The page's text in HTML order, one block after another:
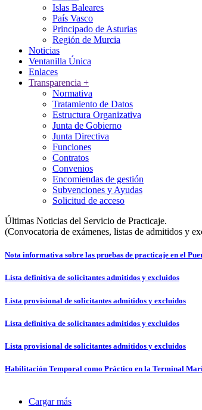
Islas Baleares
País Vasco
Principado de Asturias
Región de Murcia
Noticias
Ventanilla Única
Enlaces
Transparencia +
Normativa
Tratamiento de Datos
Estructura Organizativa
Junta de Gobierno
Junta Directiva
Funciones
Contratos
Convenios
Encomiendas de gestión
Subvenciones y Ayudas
Solicitud de acceso
Últimas Noticias del Servicio de Practicaje.
(Convocatoria de exámenes, listas de admitidos y
Nota informativa sobre las pruebas de practicaje en el
Lista definitiva de solicitantes admitidos y excluidos
Lista provisional de solicitantes admitidos y excluidos
Lista definitiva de solicitantes admitidos y excluidos
Lista provisional de solicitantes admitidos y excluidos
Habilitación Temporal como Práctico en la Terminal
Cargar más